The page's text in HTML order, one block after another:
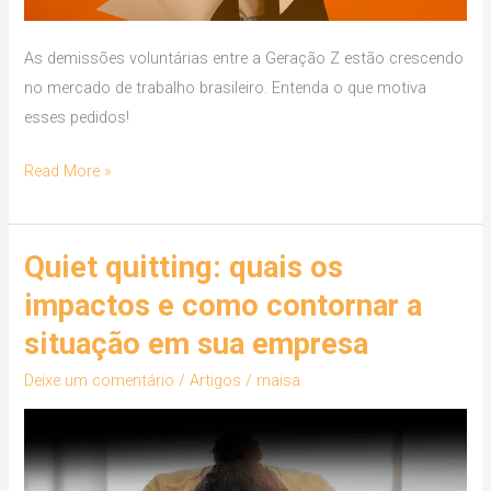
As demissões voluntárias entre a Geração Z estão crescendo
no mercado de trabalho brasileiro. Entenda o que motiva
esses pedidos!
Read More »
Quiet quitting: quais os
impactos e como contornar a
situação em sua empresa
Deixe um comentário /Artigos / maisa
Quiet
quitting:
quais
os
impactos
e
contornar